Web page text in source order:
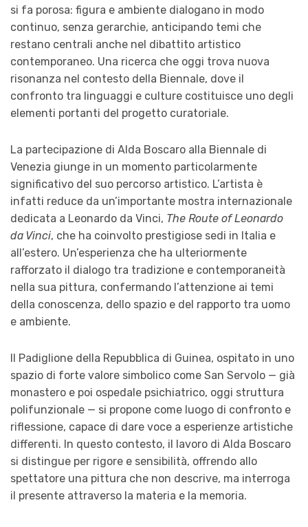
si fa porosa: figura e ambiente dialogano in modo
continuo, senza gerarchie, anticipando temi che
restano centrali anche nel dibattito artistico
contemporaneo. Una ricerca che oggi trova nuova
risonanza nel contesto della Biennale, dove il
confronto tra linguaggi e culture costituisce uno degli
elementi portanti del progetto curatoriale.
La partecipazione di Alda Boscaro alla Biennale di
Venezia giunge in un momento particolarmente
significativo del suo percorso artistico. L’artista è
infatti reduce da un’importante mostra internazionale
dedicata a Leonardo da Vinci, The Route of Leonardo
da Vinci, che ha coinvolto prestigiose sedi in Italia e
all’estero. Un’esperienza che ha ulteriormente
rafforzato il dialogo tra tradizione e contemporaneità
nella sua pittura, confermando l’attenzione ai temi
della conoscenza, dello spazio e del rapporto tra uomo
e ambiente.
Il Padiglione della Repubblica di Guinea, ospitato in uno
spazio di forte valore simbolico come San Servolo — già
monastero e poi ospedale psichiatrico, oggi struttura
polifunzionale — si propone come luogo di confronto e
riflessione, capace di dare voce a esperienze artistiche
differenti. In questo contesto, il lavoro di Alda Boscaro
si distingue per rigore e sensibilità, offrendo allo
spettatore una pittura che non descrive, ma interroga
il presente attraverso la materia e la memoria.